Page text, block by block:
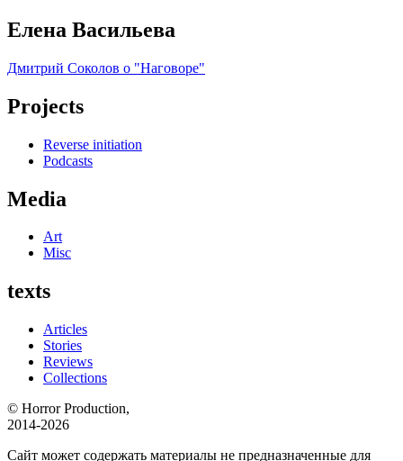
Елена Васильева
Дмитрий Соколов о "Наговоре"
Projects
Reverse initiation
Podcasts
Media
Art
Misc
texts
Articles
Stories
Reviews
Collections
© Horror Production,
2014-2026
Сайт может содержать материалы не предназначенные для